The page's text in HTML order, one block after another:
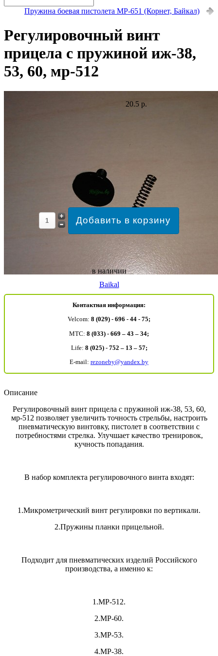
Пружина боевая пистолета МР-651 (Корнет, Байкал)
Регулировочный винт
прицела с пружиной иж-38,
53, 60, мр-512
20.5 р.
в наличии
Baikal
Контактная информация:
Velcom: 8 (029) - 696 - 44 - 75;
MTC: 8 (033) - 669 – 43 – 34;
Life: 8 (025) - 752 – 13 – 57;
E-mail: rezoneby@yandex.by
Описание
Регулировочный винт прицела с пружиной иж-38, 53, 60,
мр-512 позволяет увеличить точность стрельбы, настроить
пневматическую винтовку, пистолет в соответствии с
потребностями стрелка. Улучшает качество тренировок,
кучность попадания.
В набор комплекта регулировочного винта входят:
1.Микрометрический винт регулировки по вертикали.
2.Пружины планки прицельной.
Подходит для пневматических изделий Российского
производства, а именно к:
1.МР-512.
2.МР-60.
3.МР-53.
4.МР-38.